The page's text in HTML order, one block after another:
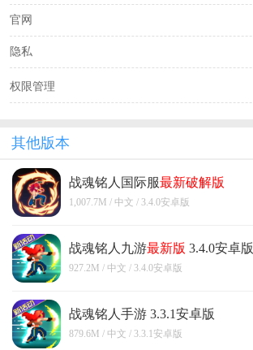
官网
隐私
权限管理
其他版本
战魂铭人国际服最新破解版
(Otherworld Legends) 3.4.0安卓版
1,007.7M / 中文 / 3.4.0安卓版
战魂铭人九游最新版 3.4.0安卓版
927.2M / 中文 / 3.4.0安卓版
战魂铭人手游 3.3.1安卓版
879.6M / 中文 / 3.3.1安卓版